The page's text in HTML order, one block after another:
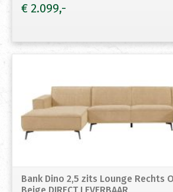
€ 2.099
Bank Dino 2,5 zits Lounge Rechts
Beige DIRECT LEVERBAAR